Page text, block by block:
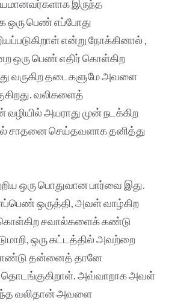
இருந்த
ஒரு பெண் எப்போது
என்று நோக்கினால் ,
ஒரு பெண் எதிர் கொள்கிற
வருகிற தடைகளுமே அவளை
வலிகளைத்
அயராது முன் நடக்கிற
சாதனை செய்தவளாக தனித்து
ஒரு பொதுவான பார்வை இது.
ஒருத்தி, அவள் வாழ்கிற
சவால்களைக் கண்டு
ஒரு கட்டத்தில் அவற்றை
தன்னைத் தானே
அவ்வாறாக அவள்
வலிதான் அவளை